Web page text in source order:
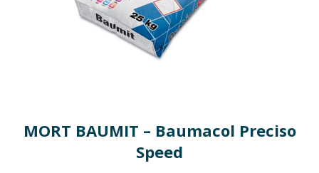
MORT BAUMIT – Baumacol Preciso
Speed